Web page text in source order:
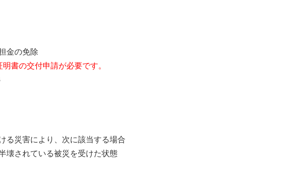
金の免除
書の交付申請が必要です。
る災害により、次に該当する場合
壊されている被災を受けた状態